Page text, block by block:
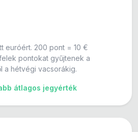
euróért. 200 pont = 10 €
pontokat gyűjtenek a
a hétvégi vacsorákig.
átlagos jegyérték